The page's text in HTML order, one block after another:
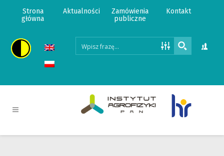
Strona
główna
Aktualności
Zamówienia
publiczne
Kontakt